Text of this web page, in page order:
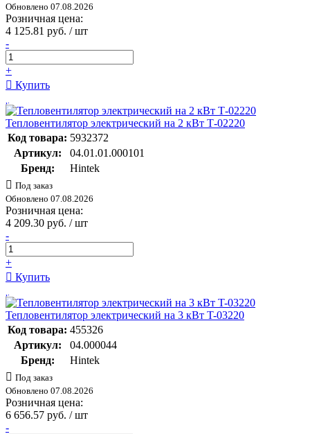
Обновлено 07.08.2026
Розничная цена:
4 125.81 руб. / шт
-
+
Купить
Тепловентилятор электрический на 2 кВт Т-02220
Код товара: 5932372
Артикул:
04.01.01.000101
Бренд:
Hintek
Под заказ
Обновлено 07.08.2026
Розничная цена:
4 209.30 руб. / шт
-
+
Купить
Тепловентилятор электрический на 3 кВт T-03220
Код товара: 455326
Артикул:
04.000044
Бренд:
Hintek
Под заказ
Обновлено 07.08.2026
Розничная цена:
6 656.57 руб. / шт
-